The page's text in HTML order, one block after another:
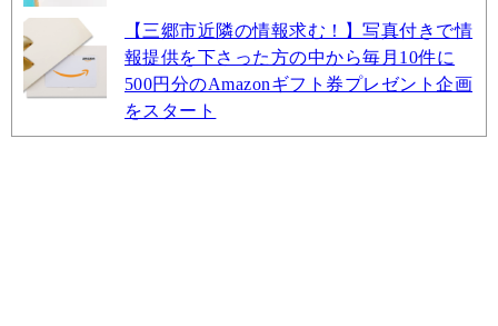
【三郷市近隣の情報求む！】写真付きで情
報提供を下さった方の中から毎月10件に
500円分のAmazonギフト券プレゼント企画
をスタート